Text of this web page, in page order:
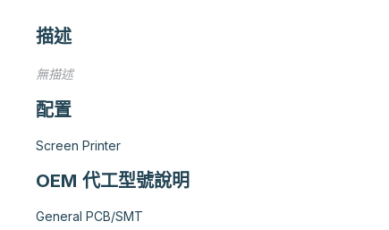
描述
無描述
配置
Screen Printer
OEM 代工型號說明
General PCB/SMT